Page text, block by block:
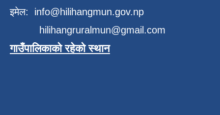
इमेल: info@hilihangmun.gov.np
hilihangruralmun@gmail.com
गाउँपालिकाको रहेको स्थान